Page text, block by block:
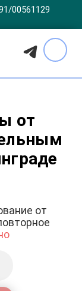
00561129
от
от